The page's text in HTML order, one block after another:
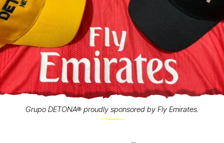
Grupo DETONA® proudly sponsored by Fly Emirates.